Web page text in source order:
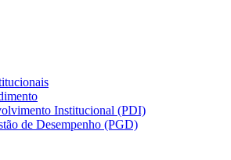
Institucional (PDI)
de Desempenho (PGD)